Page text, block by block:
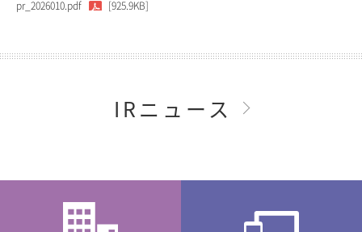
pr_2026010.pdf [925.9KB]
IRニュース